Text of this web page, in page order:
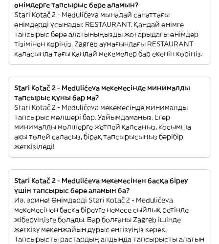
өнімдерге тапсырыс бере аламын?
Stari Kotač 2 - Medulićeva мынадай санаттағы
өнімдерді ұсынады: RESTAURANT. Қандай өнімге
тапсырыс бере алатыныңызды жоғарыдағы өнімдер
тізімінен көріңіз. Zagreb аумағындағы RESTAURANT
қаласында тағы қандай мекемелер бар екенін көріңіз.
Stari Kotač 2 - Medulićeva мекемесінде минималды
тапсырыс құны бар ма?
Stari Kotač 2 - Medulićeva мекемесінде минималды
тапсырыс мөлшері бар. Уайымдамаңыз. Егер
минималды мөлшерге жетпей қалсаңыз, қосымша
ақы төлей саласыз, бірақ тапсырысыңыз бәрібір
жеткізіледі!
Stari Kotač 2 - Medulićeva мекемесінен басқа біреу
үшін тапсырыс бере аламын ба?
Иә, әрине! Өнімдерді Stari Kotač 2 - Medulićeva
мекемесінен басқа біреуге немесе сыйлық ретінде
жіберуіңізге болады. Бар болғаны Zagreb ішінде
жеткізу мекенжайын дұрыс енгізуіңіз керек.
Тапсырысты растардың алдында тапсырысты алатын